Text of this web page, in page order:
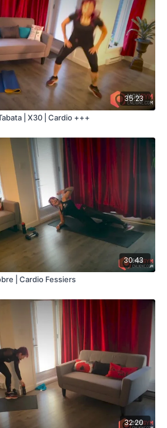
35:23
| X30 | Cardio +++
30:43
| Cardio Fessiers
32:20